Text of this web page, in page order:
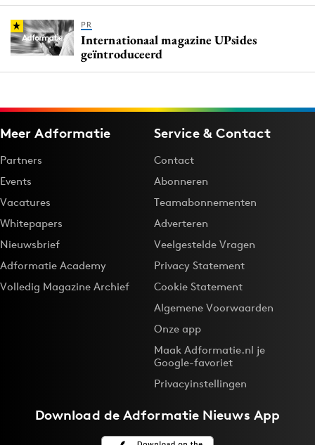
PR
Internationaal magazine UPsides
geïntroduceerd
Meer Adformatie
Partners
Events
Vacatures
Whitepapers
Nieuwsbrief
Adformatie Academy
Volledig Magazine Archief
Service & Contact
Contact
Abonneren
Teamabonnementen
Adverteren
Veelgestelde Vragen
Privacy Statement
Cookie Statement
Algemene Voorwaarden
Onze app
Maak Adformatie.nl je
Google-favoriet
Privacyinstellingen
Download deAdformatie Nieuws App